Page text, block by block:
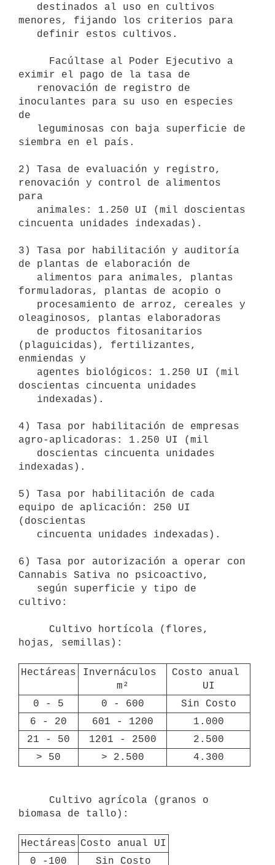
menores, fijando los criterios para
eximir el pago de la tasa de
inoculantes para su uso en especies
de
siembra en el país.
2) Tasa de evaluación y registro,
renovación y control de alimentos
para
cincuenta unidades indexadas).
3) Tasa por habilitación y auditoría
de plantas de elaboración de
formuladoras, plantas de acopio o
oleaginosos, plantas elaboradoras
(plaguicidas), fertilizantes,
enmiendas y
doscientas cincuenta unidades
4) Tasa por habilitación de empresas
agro-aplicadoras: 1.250 UI (mil
indexadas).
5) Tasa por habilitación de cada
equipo de aplicación: 250 UI
(doscientas
6) Tasa por autorización a operar con
Cannabis Sativa no psicoactivo,
cultivo:
hojas, semillas):
Hectáreas
Invernáculos
m²
Costo anual
UI
0 - 5
0 - 600
Sin Costo
6 - 20
601 - 1200
1.000
21 - 50
1201 - 2500
2.500
> 50
> 2.500 4.300
biomasa de tallo):
Hectáreas Costo anual UI
0 -100
Sin Costo